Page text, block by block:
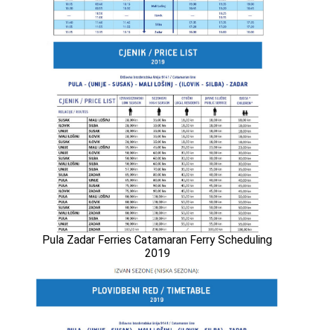
Pula Zadar Ferries Catamaran Ferry Scheduling
2019